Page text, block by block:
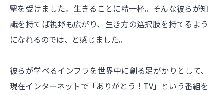
撃を受けました。生きることに精一杯。そんな彼らが知
識を持てば視野も広がり、生き方の選択肢を持てるよう
になれるのでは、と感じました。
彼らが学べるインフラを世界中に創る足がかりとして、
現在インターネットで「ありがとう！TV」という番組を